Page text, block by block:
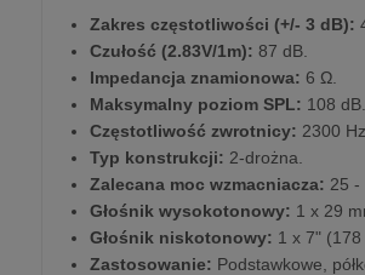
Zakres częstotliwości (+/- 3 dB):
Czułość (2.83V/1m): 87 dB.
Impedancja znamionowa: 6 Ω.
Maksymalny poziom SPL: 108 dB.
Częstotliwość zwrotnicy: 2300 Hz.
Typ konstrukcji: 2-drożna.
Zalecana moc wzmacniacza: 25 -
Głośnik wysokotonowy: 1 x 29
Głośnik niskotonowy: 1 x 7"
Zastosowanie: Podstawkowe,